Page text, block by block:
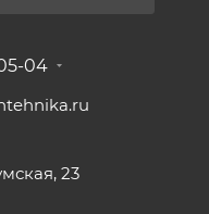
04
23